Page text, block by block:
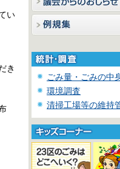
い
き
ごみ量・ごみの中
環境調査
清掃工場等の維持